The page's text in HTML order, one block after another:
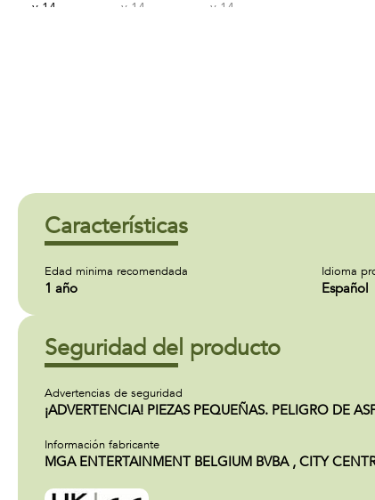
Características
Edad minima recomendada
1 año
Idioma
Español
Seguridad del producto
Advertencias de seguridad
¡ADVERTENCIA! PIEZAS PEQUEÑAS. PELIGRO DE
Información fabricante
MGA ENTERTAINMENT BELGIUM BVBA , CITY